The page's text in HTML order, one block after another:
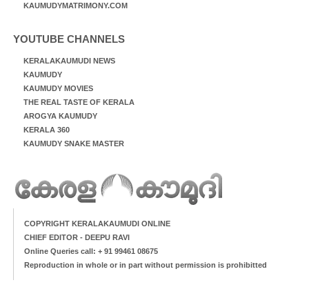
KAUMUDYMATRIMONY.COM
YOUTUBE CHANNELS
KERALAKAUMUDI NEWS
KAUMUDY
KAUMUDY MOVIES
THE REAL TASTE OF KERALA
AROGYA KAUMUDY
KERALA 360
KAUMUDY SNAKE MASTER
COPYRIGHT KERALAKAUMUDI ONLINE
CHIEF EDITOR - DEEPU RAVI
Online Queries call: + 91 99461 08675
Reproduction in whole or in part without permission is prohibitted